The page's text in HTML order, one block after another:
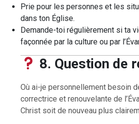
Prie pour les personnes et les
dans ton Église.
Demande-toi régulièrement si ta
façonnée par la culture ou par
8. Question de
Où ai-je personnellement besoin
correctrice et renouvelante de
Christ soit de nouveau plus